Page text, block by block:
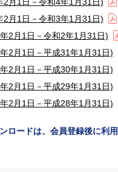
月1日－令和3年1月31日)
2月1日－令和2年1月31日)
2月1日－平成31年1月31日)
2月1日－平成30年1月31日)
2月1日－平成29年1月31日)
2月1日－平成28年1月31日)
ロードは、会員登録後に利用